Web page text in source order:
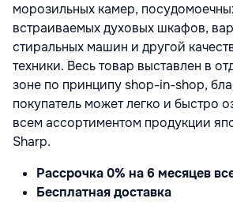
морозильных камер,
встраиваемых духовых шкафов,
стиральных машин и другой
техники. Весь товар выставлен в
зоне по принципу shop-in-shop,
покупатель может легко и быстро
всем ассортиментом продукции
Sharp.
Рассрочка 0% на 6 месяцев
Бесплатная доставка